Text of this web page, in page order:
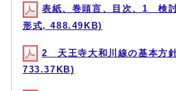
表紙、巻頭言、目次、1 検
形式, 488.49KB)
2 天王寺大和川線の基本方
733.37KB)